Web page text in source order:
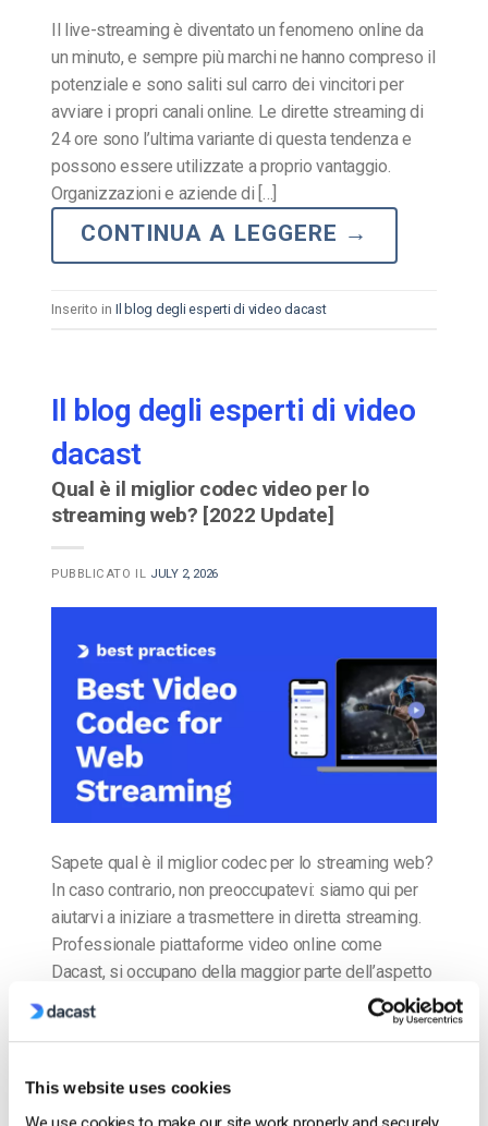
This website uses cookies
Il live-streaming è diventato un fenomeno online da
un minuto, e sempre più marchi ne hanno compreso il
potenziale e sono saliti sul carro dei vincitori per
avviare i propri canali online. Le dirette streaming di
24 ore sono l’ultima variante di questa tendenza e
possono essere utilizzate a proprio vantaggio.
Organizzazioni e aziende di […]
CONTINUA A LEGGERE →
Inserito in Il blog degli esperti di video dacast
Il blog degli esperti di video
dacast
Qual è il miglior codec video per lo
streaming web? [2022 Update]
PUBBLICATO IL JULY 2, 2026
Sapete qual è il miglior codec per lo streaming web?
In caso contrario, non preoccupatevi: siamo qui per
aiutarvi a iniziare a trasmettere in diretta streaming.
Professionale piattaforme video online come
Dacast, si occupano della maggior parte dell’aspetto
tecnico del live streaming. Tuttavia, è sempre una
buona idea capire che cosa succede dietro le quinte
CONTINUA A LEGGERE